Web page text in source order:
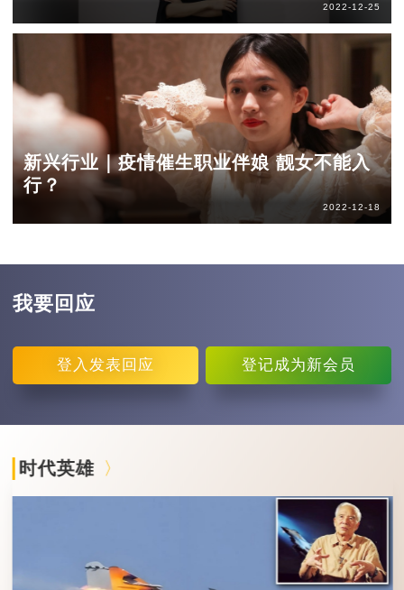
2022-12-25
新兴行业｜疫情催生职业伴娘 靓女不能入
行？
2022-12-18
我要回应
登入 发表回应 登记成为新会员
时代英雄